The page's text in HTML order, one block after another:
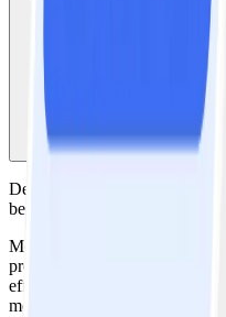
Det diabetesanpassade
besked på att de har antingen
Medlemmar som har
programmet. Det vanliga
effektivt sätt när det gäller
med prediabetes.